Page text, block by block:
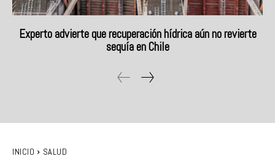
Experto advierte que recuperación hídrica aún no revierte
sequía en Chile